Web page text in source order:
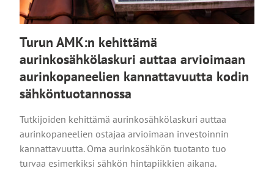
Turun AMK:n kehittämä
aurinkosähkölaskuri auttaa arvioimaan
aurinkopaneelien kannattavuutta kodin
sähköntuotannossa
Tutkijoiden kehittämä aurinkosähkölaskuri auttaa
aurinkopaneelien ostajaa arvioimaan investoinnin
kannattavuutta. Oma aurinkosähkön tuotanto tuo
turvaa esimerkiksi sähkön hintapiikkien aikana.